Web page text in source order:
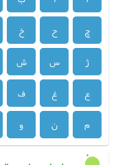
چ
ح خ
ژ
س ش
ع
غ ف
م
ن و